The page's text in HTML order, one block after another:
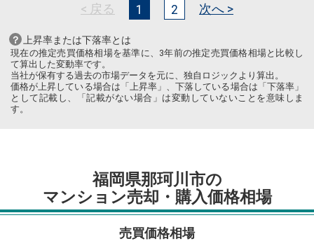
< 戻る 1 2 次へ >
上昇率または下落率とは
現在の推定売買価格相場を基準に、3年前の推定売買価格相場と比較し
て算出した変動率です。
当社が保有する過去の市場データを元に、独自ロジックより算出。
価格が上昇している場合は「上昇率」、下落している場合は「下落率」
として記載し、「記載がない場合」は変動していないことを意味しま
す。
福岡県那珂川市の
マンション売却・購入価格相場
売買価格相場